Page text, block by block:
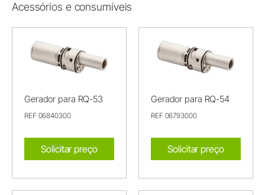
Acessórios e consumíveis
Gerador para RQ-53
REF 06840300
Solicitar preço
Gerador para RQ-54
REF 06793000
Solicitar preço